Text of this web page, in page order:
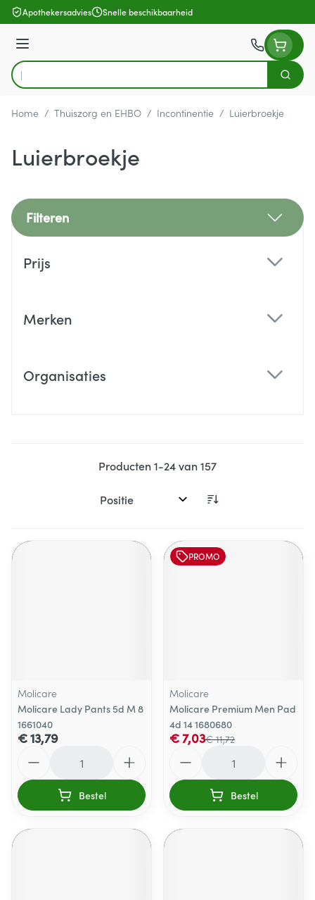
Ga naar de inhoud
Apothekersadvies Snelle beschikbaarheid
Menu
Product, merk, categorie...
Zoek
Home / Thuiszorg en EHBO / Incontinentie / Luierbroekje
Luierbroekje
Filteren
Prijs
Merken
Organisaties
Producten1-24van157
Sorteer op:
Molicare
Molicare Lady Pants 5d M 8
1661040
€ 13,79
Bestel
PROMO
Molicare
Molicare Premium Men Pad
4d 14 1680680
€ 11,72
€ 7,03
Bestel